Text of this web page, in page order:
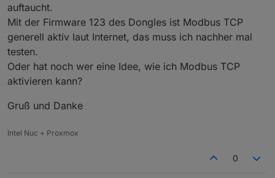
auftaucht.
Mit der Firmware 123 des Dongles ist Modbus TCP
generell aktiv laut Internet, das muss ich nachher mal
testen.
Oder hat noch wer eine Idee, wie ich Modbus TCP
aktivieren kann?
Gruß und Danke
Intel Nuc + Proxmox
0